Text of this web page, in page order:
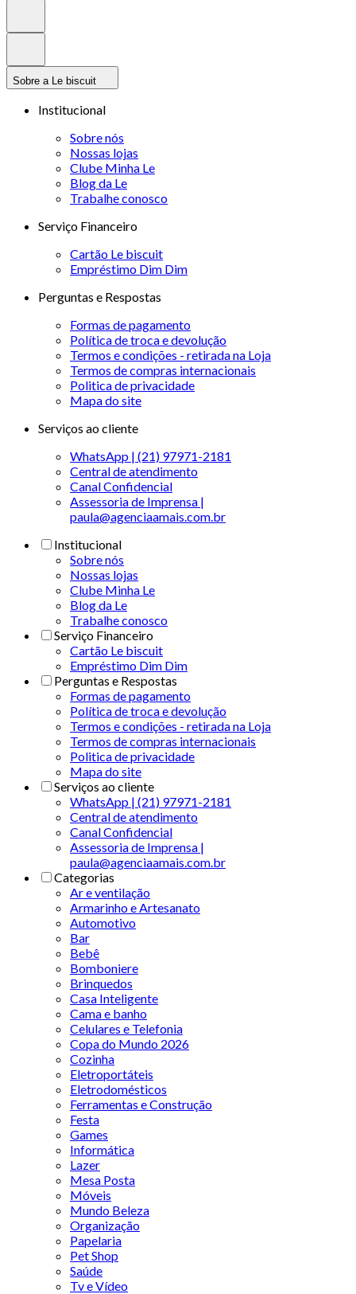
Sobre a Le biscuit
Institucional
Sobre nós
Nossas lojas
Clube Minha Le
Blog da Le
Trabalhe conosco
Serviço Financeiro
Cartão Le biscuit
Empréstimo Dim Dim
Perguntas e Respostas
Formas de pagamento
Política de troca e devolução
Termos e condições - retirada na Loja
Termos de compras internacionais
Politica de privacidade
Mapa do site
Serviços ao cliente
WhatsApp | (21) 97971-2181
Central de atendimento
Canal Confidencial
Assessoria de Imprensa |
paula@agenciaamais.com.br
Institucional
Sobre nós
Nossas lojas
Clube Minha Le
Blog da Le
Trabalhe conosco
Serviço Financeiro
Cartão Le biscuit
Empréstimo Dim Dim
Perguntas e Respostas
Formas de pagamento
Política de troca e devolução
Termos e condições - retirada na Loja
Termos de compras internacionais
Politica de privacidade
Mapa do site
Serviços ao cliente
WhatsApp | (21) 97971-2181
Central de atendimento
Canal Confidencial
Assessoria de Imprensa |
paula@agenciaamais.com.br
Categorias
Ar e ventilação
Armarinho e Artesanato
Automotivo
Bar
Bebê
Bomboniere
Brinquedos
Casa Inteligente
Cama e banho
Celulares e Telefonia
Copa do Mundo 2026
Cozinha
Eletroportáteis
Eletrodomésticos
Ferramentas e Construção
Festa
Games
Informática
Lazer
Mesa Posta
Móveis
Mundo Beleza
Organização
Papelaria
Pet Shop
Saúde
Tv e Vídeo